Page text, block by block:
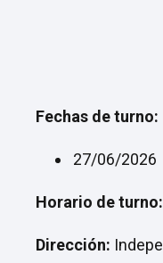
Fechas de turno:
27/06/2026
Horario de turno:
Dirección: